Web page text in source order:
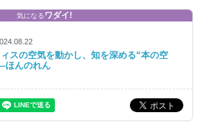
気になるワダイ!
スの空気を動かし、知を深める“本の空
ほんのれん